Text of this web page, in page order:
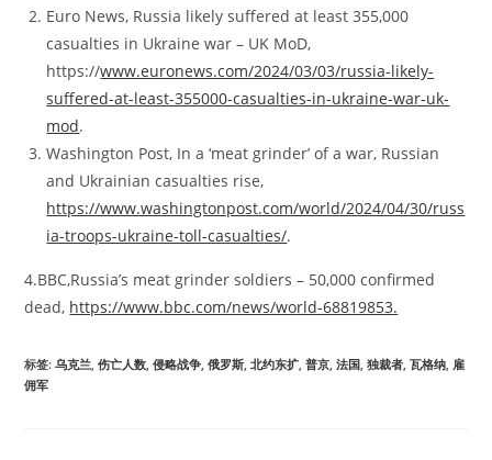
Euro News, Russia likely suffered at least 355,000
casualties in Ukraine war – UK MoD,
https://www.euronews.com/2024/03/03/russia-likely-
suffered-at-least-355000-casualties-in-ukraine-war-uk-
mod.
Washington Post, In a ‘meat grinder’ of a war, Russian
and Ukrainian casualties rise,
https://www.washingtonpost.com/world/2024/04/30/russ
ia-troops-ukraine-toll-casualties/.
4.BBC,Russia’s meat grinder soldiers – 50,000 confirmed
dead, https://www.bbc.com/news/world-68819853.
标签:乌克兰 伤亡人数 侵略战争 俄罗斯 北约东扩 普京 法国 独裁者 瓦格纳 雇
佣军